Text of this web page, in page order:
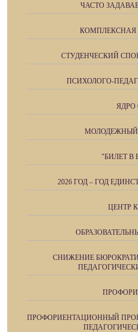
ЧАСТО
КОМПЛЕКСНАЯ
СТУДЕНЧЕСКИЙ
ПСИХОЛОГО-
ЯДРО
"БИЛЕТ В
2026 ГОД – ГОД
ЦЕНТР
СНИЖЕНИЕ
ПРОФОРИЕНТАЦИОННЫЙ